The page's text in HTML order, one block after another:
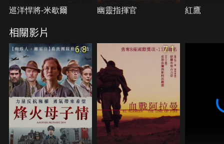
巡洋悍將-米歇爾 幽靈指揮官 紅鷹
相關影片
6.8 7.1